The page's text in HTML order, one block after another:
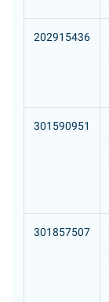
202915436
301590951
301857507